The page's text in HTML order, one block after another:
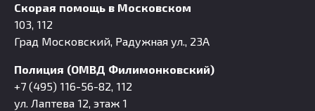
Скорая помощь в Московском
103, 112
Град Московский, Радужная ул., 23А
Полиция (ОМВД Филимонковский)
+7 (495) 116-56-82, 112
ул. Лаптева 12, этаж 1